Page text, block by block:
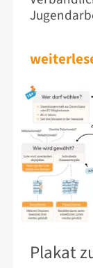
23. JUNI
Plakat